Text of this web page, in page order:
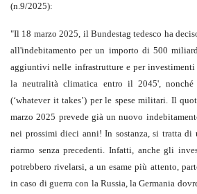
(n.9/2025):
"Il 18 marzo 2025, il Bundestag tedesco ha
all'indebitamento per un importo di 500
aggiuntivi nelle infrastrutture e per
la neutralità climatica entro il 2045',
(‘whatever it takes’) per le spese militari. Il
marzo 2025 prevede già un nuovo
nei prossimi dieci anni! In sostanza, si tratta di
riarmo senza precedenti. Infatti, anche gli
potrebbero rivelarsi, a un esame più attento,
in caso di guerra con la Russia, la Germania